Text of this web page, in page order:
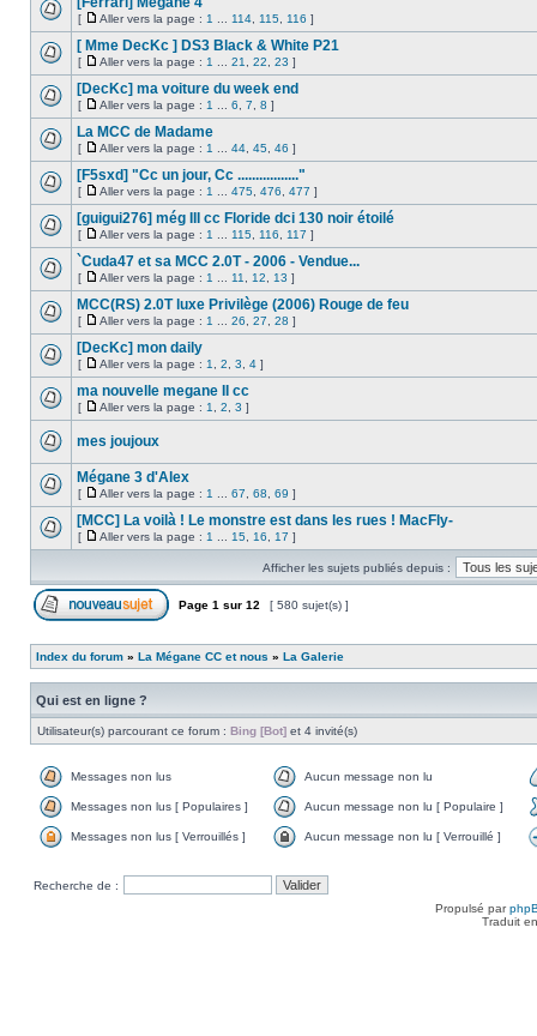
[ Aller vers la page : 1 114 115 116 ]
[ Mme DecKc ] DS3 Black & White P21
[ Aller vers la page : 1 21 22 23 ]
[DecKc] ma voiture du week end
[ Aller vers la page : 1 6 7 8 ]
La MCC de Madame
[ Aller vers la page : 1 44 45 46 ]
[F5sxd] "Cc un jour, Cc ................."
[ Aller vers la page : 1 475 476 477 ]
[guigui276] még III cc Floride dci 130 noir étoilé
[ Aller vers la page : 1 115 116 117 ]
`Cuda47 et sa MCC 2.0T - 2006 - Vendue...
[ Aller vers la page : 1 11 12 13 ]
MCC(RS) 2.0T luxe Privilège (2006) Rouge de feu
[ Aller vers la page : 1 26 27 28 ]
[DecKc] mon daily
[ Aller vers la page : 1 2 3 4 ]
ma nouvelle megane II cc
[ Aller vers la page : 1 2 3 ]
mes joujoux
Mégane 3 d'Alex
[ Aller vers la page : 1 67 68 69 ]
[MCC] La voilà ! Le monstre est dans les rues ! MacFly-
[ Aller vers la page : 1 15 16 17 ]
Afficher les sujets publiés depuis :
Page 1 sur 12 [ 580 sujet(s) ]
Index du forum » La Mégane CC et nous » La Galerie
Qui est en ligne ?
Utilisateur(s) parcourant ce forum : Bing [Bot] et 4 invité(s)
Messages non lus Aucun message non lu
Messages non lus [ Populaires ] Aucun message non lu [ Populaire ]
Messages non lus [ Verrouillés ] Aucun message non lu [ Verrouillé ]
Recherche de :
Propulsé par
Traduit